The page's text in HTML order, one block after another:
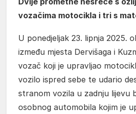
vozačima motocikla i tri s
U ponedjeljak 23. lipnja 2025.
između mjesta Dervišaga i
vozač koji je upravljao
vozilo ispred sebe te udario
stranom vozila u zadnju lijevu
osobnog automobila kojim je